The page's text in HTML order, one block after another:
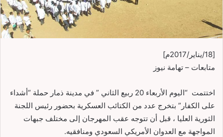
[18/يناير/2017م]
متابعات – تهامة نيوز
اختتمت “اليوم الأربعاء 20 ربيع الثاني ” في مدينة ذمار حملة “أشداء
على الكفار” بتخرج عدد من الكتائب العسكرية بحضور رئيس اللجنة
الثورية العليا ، قبل أن تتوجه عقب المهرجان إلى مختلف جبهات
المواجهة مع العدوان الأمريكي السعودي ومنافقيه.